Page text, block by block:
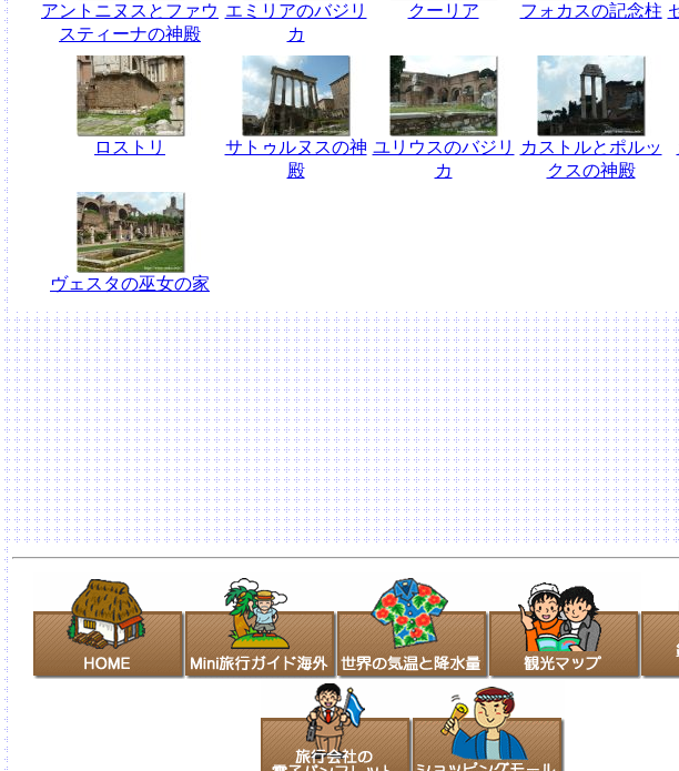
アントニヌスとファウ
スティーナの神殿
エミリアのバジリ
カ
クーリア フォカスの記念柱
ロストリ
サトゥルヌスの神
殿
ユリウスのバジリ
カ
カストルとポルッ
クスの神殿
ヴェスタの巫女の家